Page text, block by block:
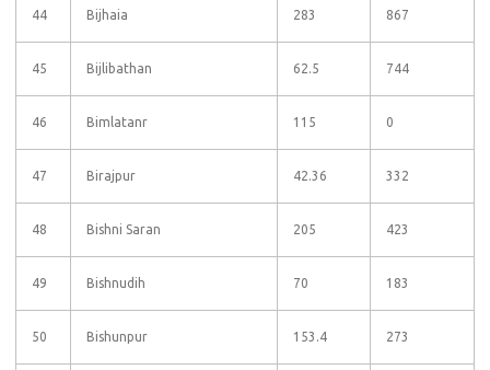
44 Bijhaia 283 867
45 Bijlibathan 62.5 744
46 Bimlatanr 115 0
47 Birajpur 42.36 332
48 Bishni Saran 205 423
49 Bishnudih 70 183
50 Bishunpur 153.4 273